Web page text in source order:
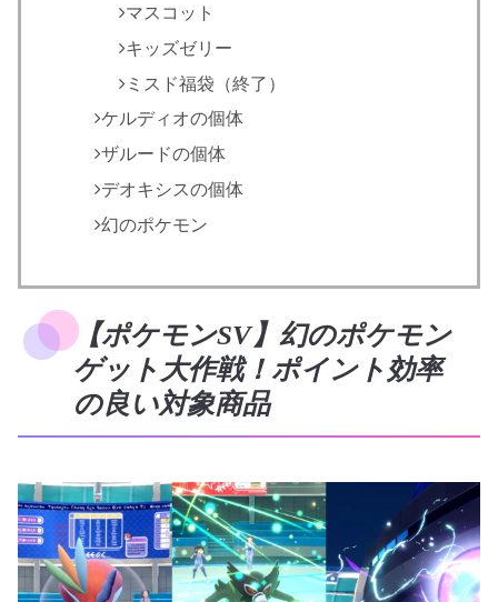
マスコット
キッズゼリー
ミスド福袋（終了）
ケルディオの個体
ザルードの個体
デオキシスの個体
幻のポケモン
【ポケモンSV】幻のポケモン
ゲット大作戦！ポイント効率
の良い対象商品